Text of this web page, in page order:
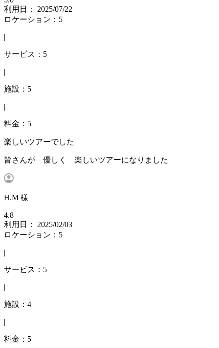
利用日： 2025/07/22
ロケーション：5
|
サービス：5
|
施設：5
|
料金：5
楽しいツアーでした
皆さんが 優しく 楽しいツアーになりました
H.M 様
4.8
利用日： 2025/02/03
ロケーション：5
|
サービス：5
|
施設：4
|
料金：5